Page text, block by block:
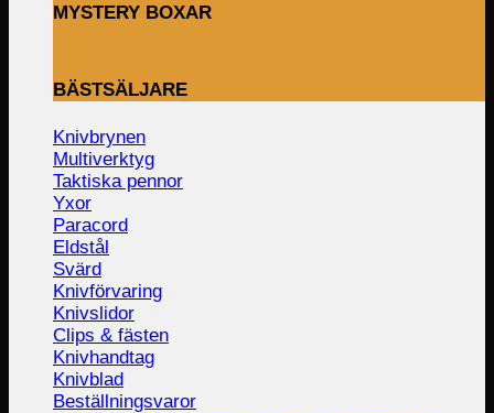
MYSTERY BOXAR
BÄSTSÄLJARE
Knivbrynen
Multiverktyg
Taktiska pennor
Yxor
Paracord
Eldstål
Svärd
Knivförvaring
Knivslidor
Clips & fästen
Knivhandtag
Knivblad
Beställningsvaror